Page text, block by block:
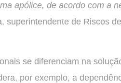
apólice, de acordo com a
superintendente de Riscos de
se diferenciam na
por exemplo, a